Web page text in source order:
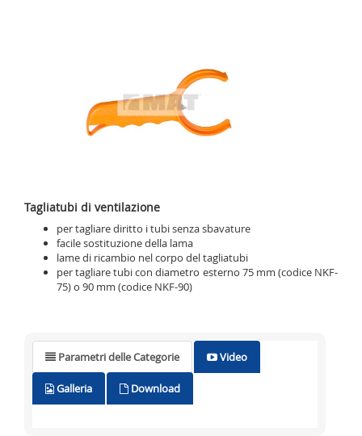
Tagliatubi di ventilazione
per tagliare diritto i tubi senza sbavature
facile sostituzione della lama
lame di ricambio nel corpo del tagliatubi
per tagliare tubi con diametro esterno 75 mm (codice NKF-
75) o 90 mm (codice NKF-90)
Parametri delle Categorie Video
Galleria Download